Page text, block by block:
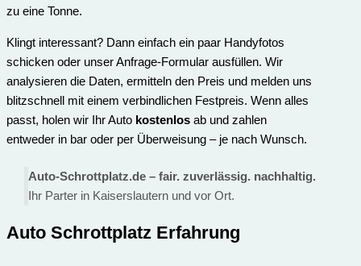
zu eine Tonne.
Klingt interessant? Dann einfach ein paar Handyfotos
schicken oder unser Anfrage-Formular ausfüllen. Wir
analysieren die Daten, ermitteln den Preis und melden uns
blitzschnell mit einem verbindlichen Festpreis. Wenn alles
passt, holen wir Ihr Auto kostenlos ab und zahlen
entweder in bar oder per Überweisung – je nach Wunsch.
Auto-Schrottplatz.de – fair. zuverlässig. nachhaltig.
Ihr Parter in Kaiserslautern und vor Ort.
Auto Schrottplatz Erfahrung